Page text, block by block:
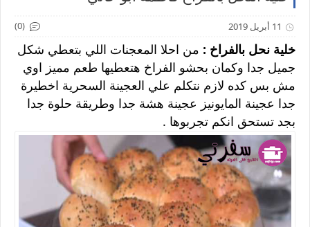
11 أبريل 2019 (0)
خلية نحل بالفراخ : من احلا المعجنات اللي بتعطي شكل
جميل جدا وكمان بحشو الفراخ هتعطيها طعم مميز اوي
مش بس كده لازم نتكلم علي العجينة السحرية اخطيرة
جدا عجينة المايونيز عجينة هشة جدا وطريقة حلوة جدا
بجد تستحق انكم تجربوها .